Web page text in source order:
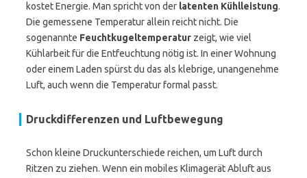
kostet Energie. Man spricht von der latenten Kühlleistung.
Die gemessene Temperatur allein reicht nicht. Die
sogenannte Feuchtkugeltemperatur zeigt, wie viel
Kühlarbeit für die Entfeuchtung nötig ist. In einer Wohnung
oder einem Laden spürst du das als klebrige, unangenehme
Luft, auch wenn die Temperatur formal passt.
Druckdifferenzen und Luftbewegung
Schon kleine Druckunterschiede reichen, um Luft durch
Ritzen zu ziehen. Wenn ein mobiles Klimagerät Abluft aus